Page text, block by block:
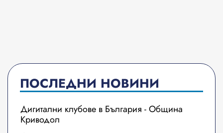
ПОСЛЕДНИ НОВИНИ
Дигитални клубове в България - Община
Криводол